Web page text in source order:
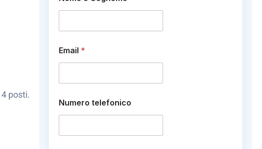
posti.
e
g
g
i
C
g
e
Email *
Numero telefonico